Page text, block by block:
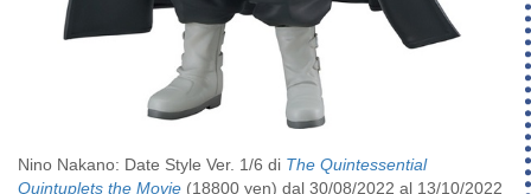
Nino Nakano: Date Style Ver. 1/6 di The Quintessential
Quintuplets the Movie (18800 yen) dal 30/08/2022 al 13/10/2022